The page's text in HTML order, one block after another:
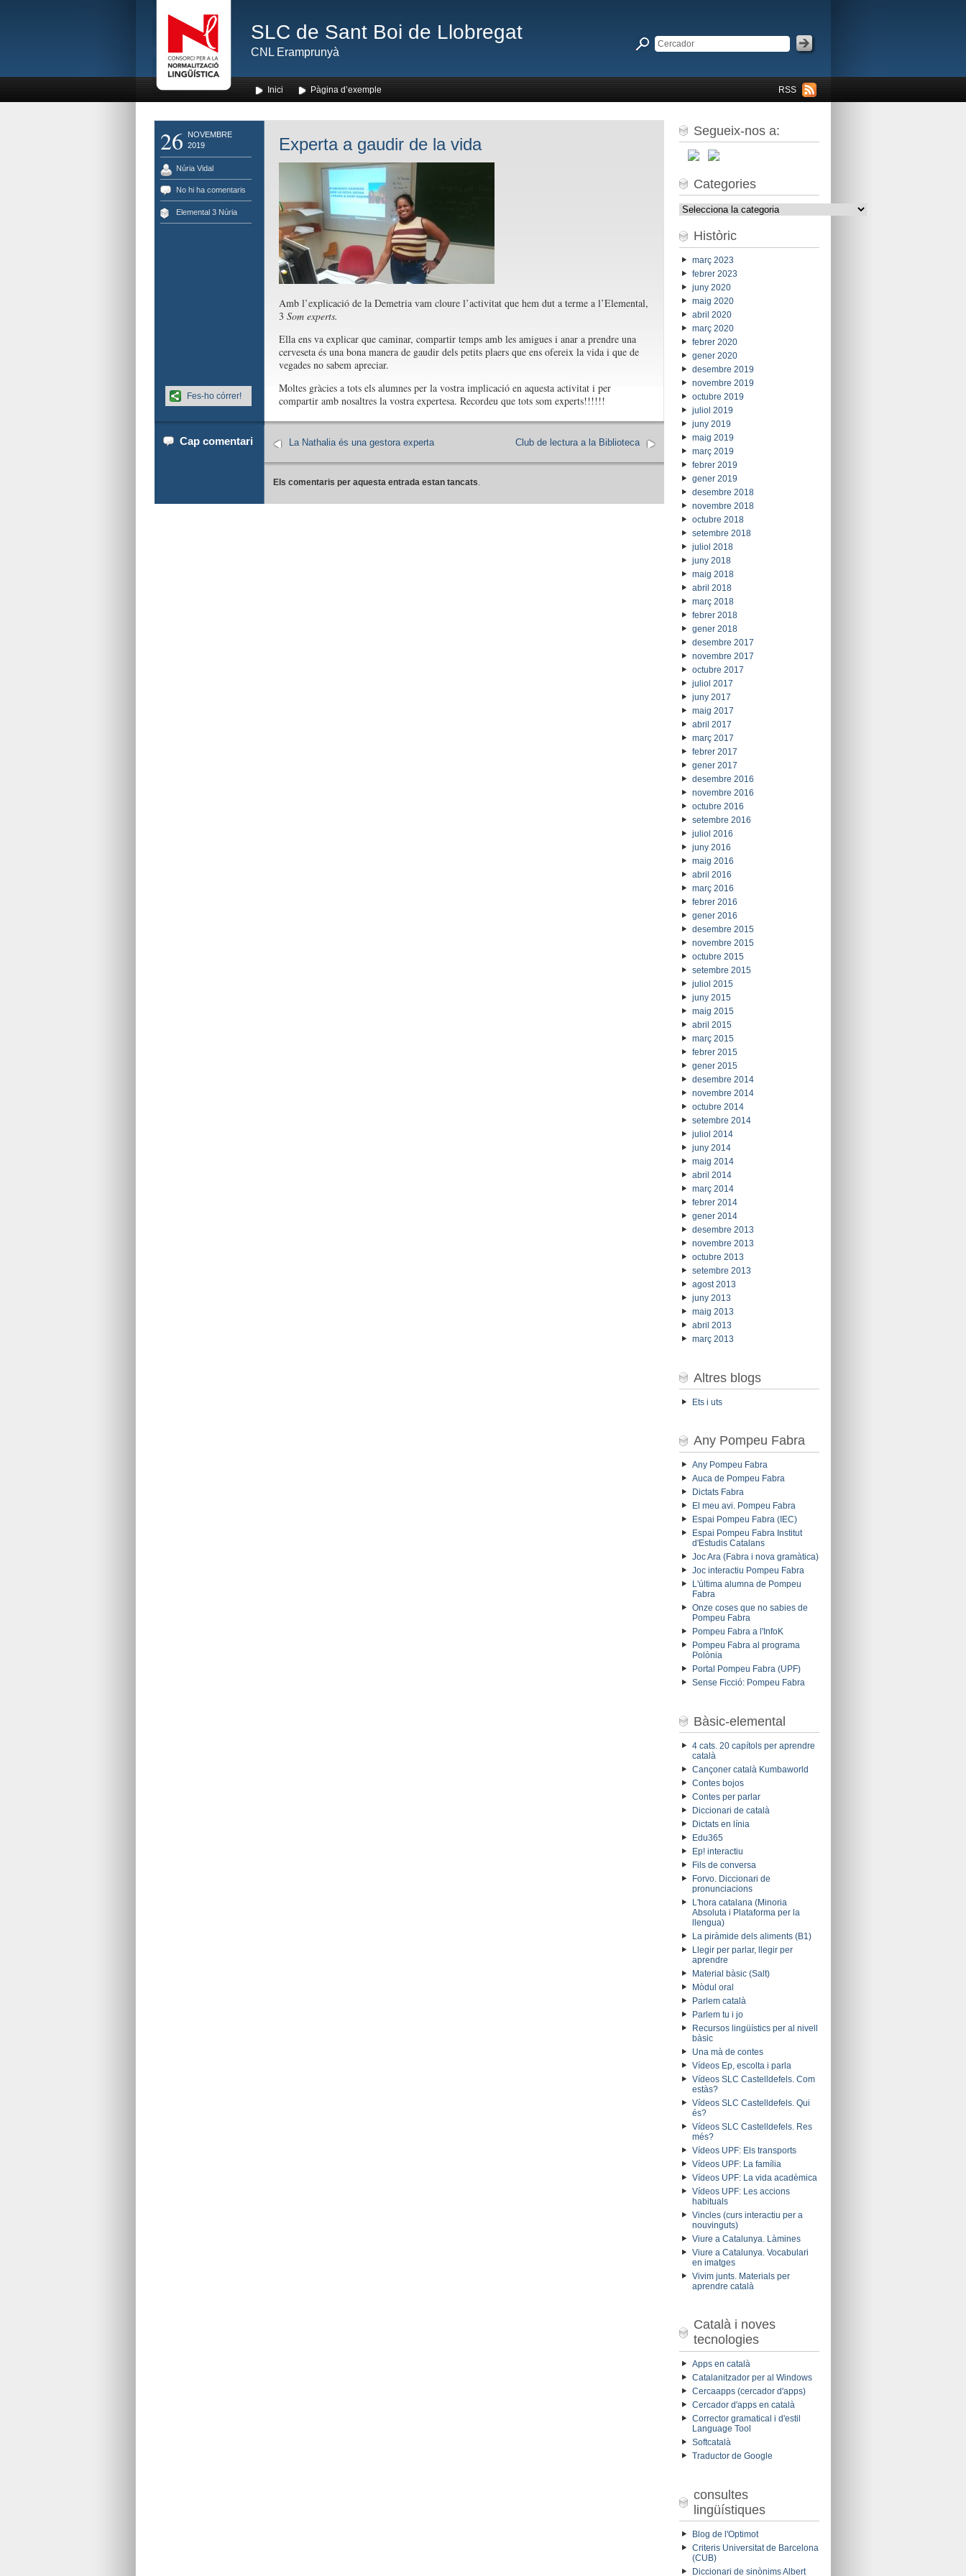
SLC de Sant Boi de Llobregat
CNL Eramprunyà
RSS
Inici Pàgina d’exemple
26
NOVEMBRE
2019
Núria Vidal
No hi ha comentaris
Elemental 3 Núria
Experta a gaudir de la vida
Amb l’explicació de la Demetria vam cloure l’activitat que hem dut a terme a l’Elemental,
3 Som experts.
Ella ens va explicar que caminar, compartir temps amb les amigues i anar a prendre una
cerveseta és una bona manera de gaudir dels petits plaers que ens ofereix la vida i que de
vegades no sabem apreciar.
Moltes gràcies a tots els alumnes per la vostra implicació en aquesta activitat i per
compartir amb nosaltres la vostra expertesa. Recordeu que tots som experts!!!!!!
Fes-ho córrer!
Cap comentari Club de lectura a la Biblioteca
La Nathalia és una gestora experta
Els comentaris per aquesta entrada estan tancats.
Segueix-nos a:
Categories
Categories
Històric
març 2023
febrer 2023
juny 2020
maig 2020
abril 2020
març 2020
febrer 2020
gener 2020
desembre 2019
novembre 2019
octubre 2019
juliol 2019
juny 2019
maig 2019
març 2019
febrer 2019
gener 2019
desembre 2018
novembre 2018
octubre 2018
setembre 2018
juliol 2018
juny 2018
maig 2018
abril 2018
març 2018
febrer 2018
gener 2018
desembre 2017
novembre 2017
octubre 2017
juliol 2017
juny 2017
maig 2017
abril 2017
març 2017
febrer 2017
gener 2017
desembre 2016
novembre 2016
octubre 2016
setembre 2016
juliol 2016
juny 2016
maig 2016
abril 2016
març 2016
febrer 2016
gener 2016
desembre 2015
novembre 2015
octubre 2015
setembre 2015
juliol 2015
juny 2015
maig 2015
abril 2015
març 2015
febrer 2015
gener 2015
desembre 2014
novembre 2014
octubre 2014
setembre 2014
juliol 2014
juny 2014
maig 2014
abril 2014
març 2014
febrer 2014
gener 2014
desembre 2013
novembre 2013
octubre 2013
setembre 2013
agost 2013
juny 2013
maig 2013
abril 2013
març 2013
Altres blogs
Ets i uts
Any Pompeu Fabra
Any Pompeu Fabra
Auca de Pompeu Fabra
Dictats Fabra
El meu avi. Pompeu Fabra
Espai Pompeu Fabra (IEC)
Espai Pompeu Fabra Institut
d'Estudis Catalans
Joc Ara (Fabra i nova gramàtica)
Joc interactiu Pompeu Fabra
L'última alumna de Pompeu
Fabra
Onze coses que no sabies de
Pompeu Fabra
Pompeu Fabra a l'InfoK
Pompeu Fabra al programa
Polònia
Portal Pompeu Fabra (UPF)
Sense Ficció: Pompeu Fabra
Bàsic-elemental
4 cats. 20 capítols per aprendre
català
Cançoner català Kumbaworld
Contes bojos
Contes per parlar
Diccionari de català
Dictats en línia
Edu365
Ep! interactiu
Fils de conversa
Forvo. Diccionari de
pronunciacions
L'hora catalana (Minoria
Absoluta i Plataforma per la
llengua)
La piràmide dels aliments (B1)
Llegir per parlar, llegir per
aprendre
Material bàsic (Salt)
Mòdul oral
Parlem català
Parlem tu i jo
Recursos lingüístics per al nivell
bàsic
Una mà de contes
Vídeos Ep, escolta i parla
Vídeos SLC Castelldefels. Com
estàs?
Vídeos SLC Castelldefels. Qui
és?
Vídeos SLC Castelldefels. Res
més?
Vídeos UPF: Els transports
Vídeos UPF: La família
Vídeos UPF: La vida acadèmica
Vídeos UPF: Les accions
habituals
Vincles (curs interactiu per a
nouvinguts)
Viure a Catalunya. Làmines
Viure a Catalunya. Vocabulari
en imatges
Vivim junts. Materials per
aprendre català
Català i noves
tecnologies
Apps en català
Catalanitzador per al Windows
Cercaapps (cercador d'apps)
Cercador d'apps en català
Corrector gramatical i d'estil
Language Tool
Softcatalà
Traductor de Google
consultes
lingüístiques
Blog de l'Optimot
Criteris Universitat de Barcelona
(CUB)
Diccionari de sinònims Albert